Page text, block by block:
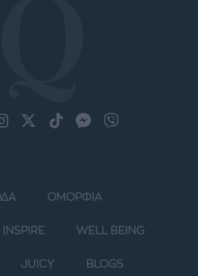
ΟΜΟΡΦΙΑ
WELL BEING
JUICY BLOGS